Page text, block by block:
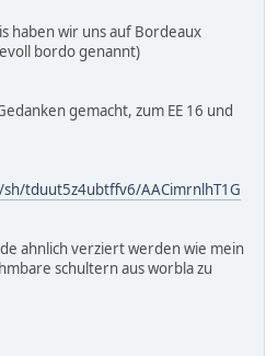
haben wir uns auf Bordeaux
bordo genannt)
gemacht, zum EE 16 und
tduut5z4ubtffv6/AACimrnlhT1G
ahnlich verziert werden wie mein
schultern aus worbla zu